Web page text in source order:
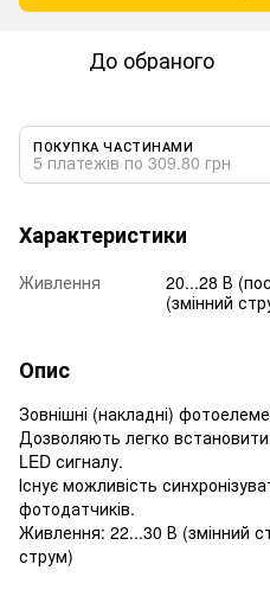
До обраного
ПОКУПКА ЧАСТИНАМИ
5 платежів по 309.80 грн
Характеристики
Живлення
20...28 В
(змінний
Опис
Зовнішні (накладні)
Дозволяють легко встановити
LED сигналу.
Існує можливість
фотодатчиків.
Живлення: 22...30 В (змінний
струм)